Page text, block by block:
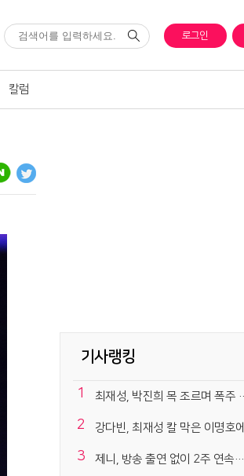
로그인
칼럼
기사랭킹
1 최재성, 박진희 목 조르며 폭주
2 강다빈, 최재성 칼 막은 이명호
3 제니, 방송 출연 없이 2주 연속…